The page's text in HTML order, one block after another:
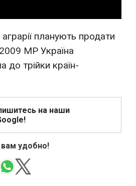
планують продати
МР Україна
до трійки країн-
на наши
вам удобно!